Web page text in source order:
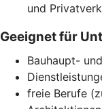
und
Geeignet für
Bauhaupt-
freie Berufe